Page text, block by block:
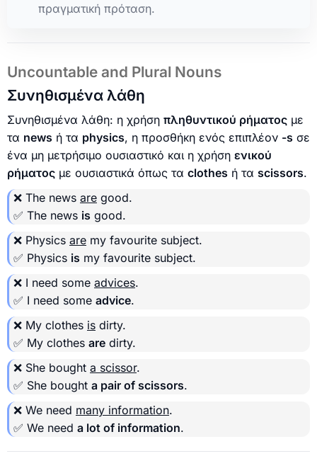
πραγματική πρόταση.
Uncountable and Plural Nouns
Συνηθισμένα λάθη
Συνηθισμένα λάθη: η χρήση πληθυντικού ρήματος με
τα news ή τα physics, η προσθήκη ενός επιπλέον -s σε
ένα μη μετρήσιμο ουσιαστικό και η χρήση ενικού
ρήματος με ουσιαστικά όπως τα clothes ή τα scissors.
❌ The news are good.
✅ The news is good.
❌ Physics are my favourite subject.
✅ Physics is my favourite subject.
❌ I need some advices.
✅ I need some advice.
❌ My clothes is dirty.
✅ My clothes are dirty.
❌ She bought a scissor.
✅ She bought a pair of scissors.
❌ We need many information.
✅ We need a lot of information.